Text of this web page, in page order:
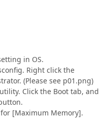
in OS.
Right click the
(Please see p01.png)
Click the Boot tab, and
[Maximum Memory].